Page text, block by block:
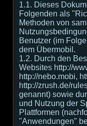
1.1. Dieses
Folgenden als
Methoden von
Benutzer (im
dem Übermobil.
1.2. Durch den
Websites http://
http://nebo.mobi,
http://zrush.de/
genannt) sowie
und Nutzung der
Plattformen
"Anwendungen"